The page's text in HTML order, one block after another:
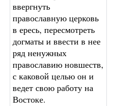
ввергнуть
православную церковь
в ересь, пересмотреть
догматы и ввести в нее
ряд ненужных
православию новшеств,
с каковой целью он и
ведет свою работу на
Востоке.